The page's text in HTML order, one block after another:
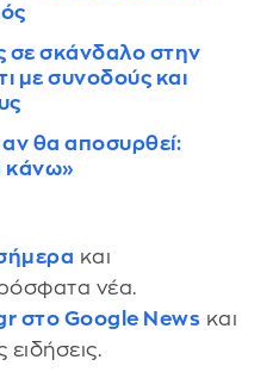
σε σκάνδαλο στην
με συνοδούς και
αν θα αποσυρθεί:
κάνω»
και
νέα.
στο Google News και
ειδήσεις.